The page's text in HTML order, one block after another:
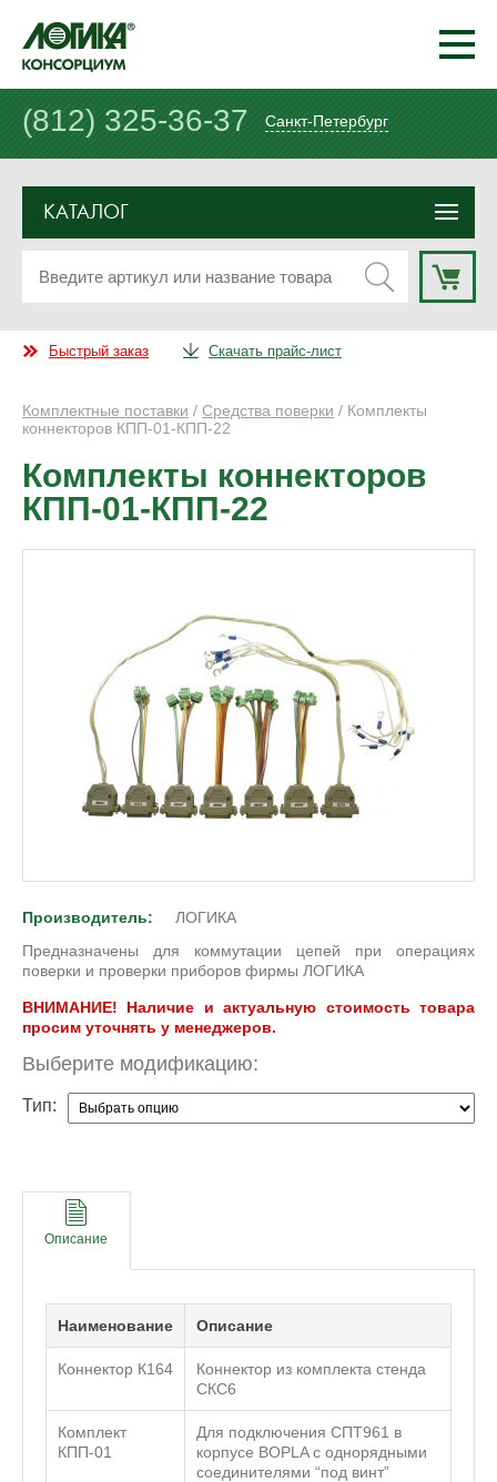
(812) 325-36-37 Санкт-Петербург
КАТАЛОГ
Быстрый заказ Скачать прайс-лист
Комплектные поставки / Средства поверки / Комплекты
коннекторов КПП-01-КПП-22
Комплекты коннекторов
КПП-01-КПП-22
Производитель:
ЛОГИКА
Предназначены для коммутации цепей при операциях
поверки и проверки приборов фирмы ЛОГИКА
ВНИМАНИЕ! Наличие и актуальную стоимость товара
просим уточнять у менеджеров.
Выберите модификацию:
Тип:
Описание
Наименование Описание
Коннектор К164
Коннектор из комплекта стенда
СКС6
Комплект
КПП-01
Для подключения СПТ961 в
корпусе BOPLA с однорядными
соединителями “под винт”